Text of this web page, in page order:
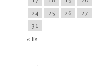
24
25 26 27
31
« lis